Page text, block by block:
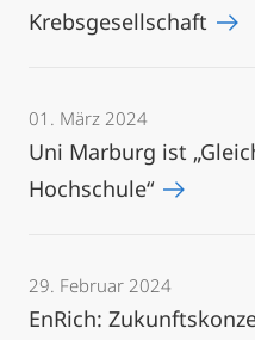
Krebsgesellschaft
01. März 2024
Uni Marburg ist
Hochschule“
29. Februar 2024
EnRich: